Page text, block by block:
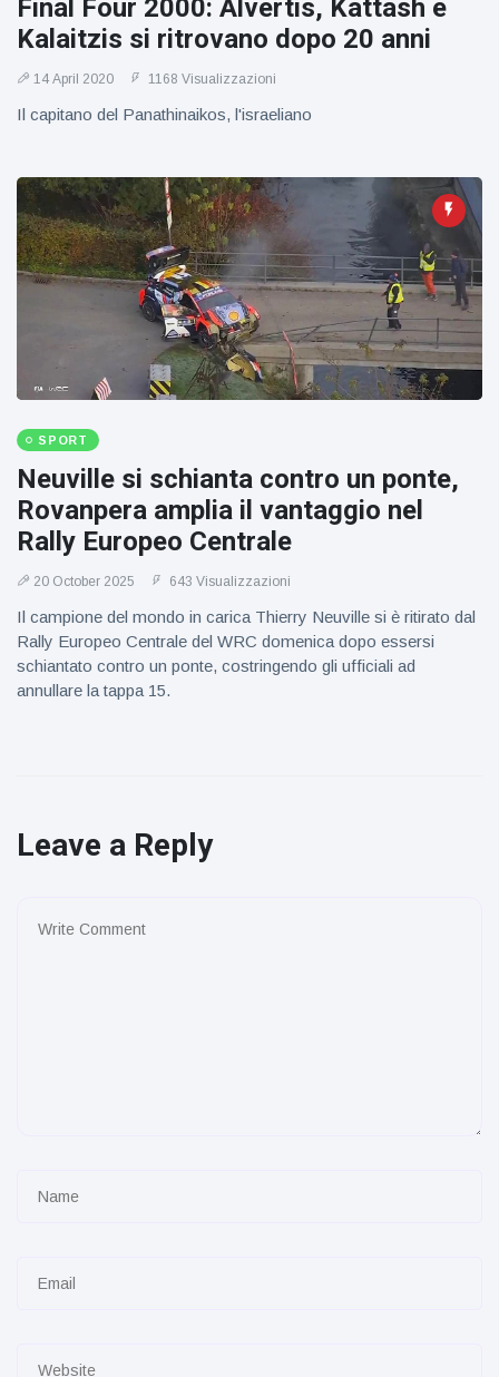
Final Four 2000: Alvertis, Kattash e
Kalaitzis si ritrovano dopo 20 anni
14 April 2020 1168 Visualizzazioni
Il capitano del Panathinaikos, l'israeliano
SPORT
Neuville si schianta contro un ponte,
Rovanpera amplia il vantaggio nel
Rally Europeo Centrale
20 October 2025 643 Visualizzazioni
Il campione del mondo in carica Thierry Neuville si è ritirato dal
Rally Europeo Centrale del WRC domenica dopo essersi
schiantato contro un ponte, costringendo gli ufficiali ad
annullare la tappa 15.
Leave a Reply